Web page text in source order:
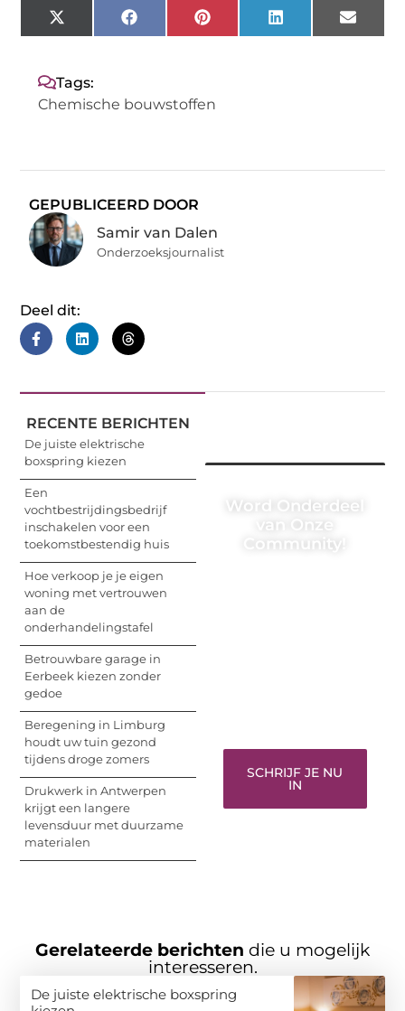
X
(Twitter)
FacebookPinterestLinkedIn Email
Tags:
Chemische bouwstoffen
GEPUBLICEERD DOOR
Samir van Dalen
Onderzoeksjournalist
Deel dit:
RECENTE BERICHTEN
De juiste elektrische
boxspring kiezen
Een
vochtbestrijdingsbedrijf
inschakelen voor een
toekomstbestendig huis
Hoe verkoop je je eigen
woning met vertrouwen
aan de
onderhandelingstafel
Betrouwbare garage in
Eerbeek kiezen zonder
gedoe
Beregening in Limburg
houdt uw tuin gezond
tijdens droge zomers
Drukwerk in Antwerpen
krijgt een langere
levensduur met duurzame
materialen
Word Onderdeel
van Onze
Community!
SCHRIJF JE NU
IN
Gerelateerde berichten die u mogelijk
interesseren.
De juiste elektrische boxspring